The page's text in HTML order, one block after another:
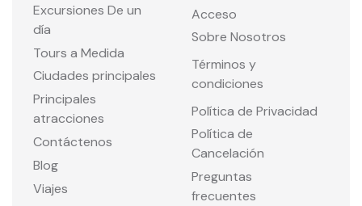
Excursiones De un
día
Tours a Medida
Ciudades principales
Principales
atracciones
Contáctenos
Blog
Viajes
Acceso
Sobre Nosotros
Términos y
condiciones
Política de Privacidad
Política de
Cancelación
Preguntas
frecuentes